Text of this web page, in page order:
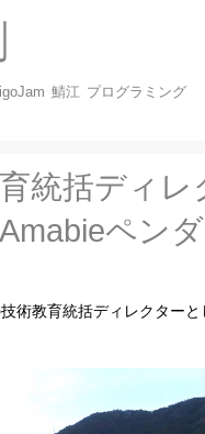
鯖江 プログラミング
統括ディレ
ペンダ
術教育統括ディレクターと